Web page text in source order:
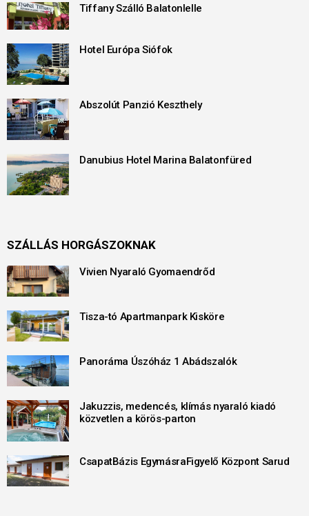
Tiffany Szálló Balatonlelle
Hotel Európa Siófok
Abszolút Panzió Keszthely
Danubius Hotel Marina Balatonfüred
SZÁLLÁS HORGÁSZOKNAK
Vivien Nyaraló Gyomaendrőd
Tisza-tó Apartmanpark Kisköre
Panoráma Úszóház 1 Abádszalók
Jakuzzis, medencés, klímás nyaraló kiadó
közvetlen a körös-parton
CsapatBázis EgymásraFigyelő Központ Sarud